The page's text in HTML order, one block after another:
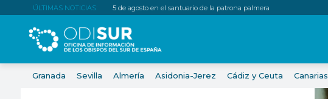
ÚLTIMAS NOTICIAS: 5 de agosto en el santuario de la patrona palmera
Granada Sevilla Almería Asidonia-Jerez Cádiz y Ceuta Canarias